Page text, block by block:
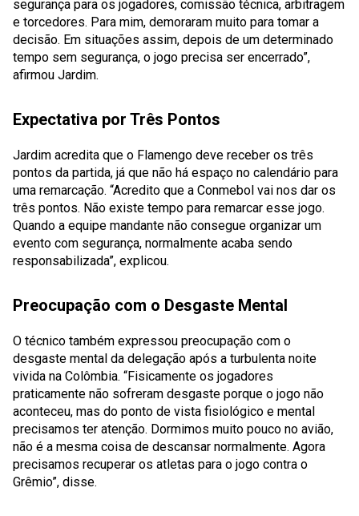
segurança para os jogadores, comissão técnica, arbitragem
e torcedores. Para mim, demoraram muito para tomar a
decisão. Em situações assim, depois de um determinado
tempo sem segurança, o jogo precisa ser encerrado”,
afirmou Jardim.
Expectativa por Três Pontos
Jardim acredita que o Flamengo deve receber os três
pontos da partida, já que não há espaço no calendário para
uma remarcação. “Acredito que a Conmebol vai nos dar os
três pontos. Não existe tempo para remarcar esse jogo.
Quando a equipe mandante não consegue organizar um
evento com segurança, normalmente acaba sendo
responsabilizada”, explicou.
Preocupação com o Desgaste Mental
O técnico também expressou preocupação com o
desgaste mental da delegação após a turbulenta noite
vivida na Colômbia. “Fisicamente os jogadores
praticamente não sofreram desgaste porque o jogo não
aconteceu, mas do ponto de vista fisiológico e mental
precisamos ter atenção. Dormimos muito pouco no avião,
não é a mesma coisa de descansar normalmente. Agora
precisamos recuperar os atletas para o jogo contra o
Grêmio”, disse.